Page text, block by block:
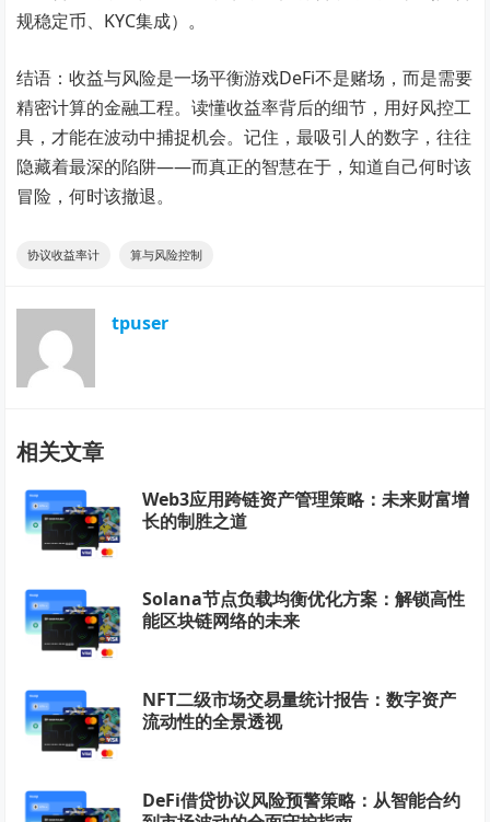
规稳定币、KYC集成）。
结语：收益与风险是一场平衡游戏DeFi不是赌场，而是需要
精密计算的金融工程。读懂收益率背后的细节，用好风控工
具，才能在波动中捕捉机会。记住，最吸引人的数字，往往
隐藏着最深的陷阱——而真正的智慧在于，知道自己何时该
冒险，何时该撤退。
协议收益率计 算与风险控制
tpuser
相关文章
Web3应用跨链资产管理策略：未来财富增
长的制胜之道
Solana节点负载均衡优化方案：解锁高性
能区块链网络的未来
NFT二级市场交易量统计报告：数字资产
流动性的全景透视
DeFi借贷协议风险预警策略：从智能合约